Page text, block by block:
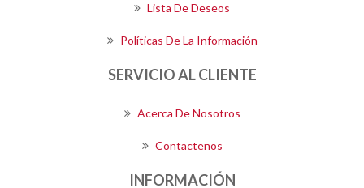
Lista De Deseos
Políticas De La Información
SERVICIO AL CLIENTE
Acerca De Nosotros
Contactenos
INFORMACIÓN